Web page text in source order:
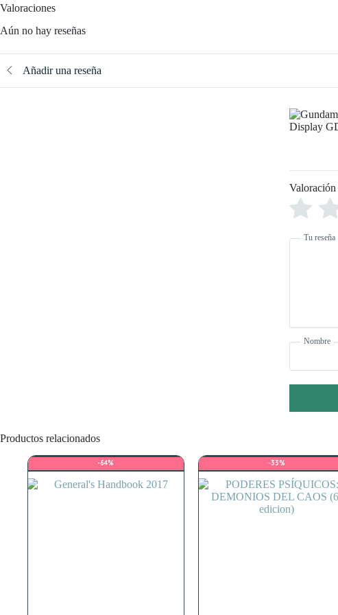
Valoraciones
Aún no hay reseñas
Añadir una reseña
Valoración
Tu reseña
Nombre
Productos relacionados
-64% -33%